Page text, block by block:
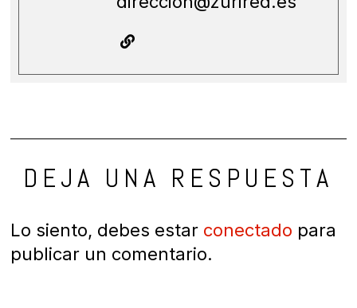
DEJA UNA RESPUESTA
Lo siento, debes estar conectado para
publicar un comentario.